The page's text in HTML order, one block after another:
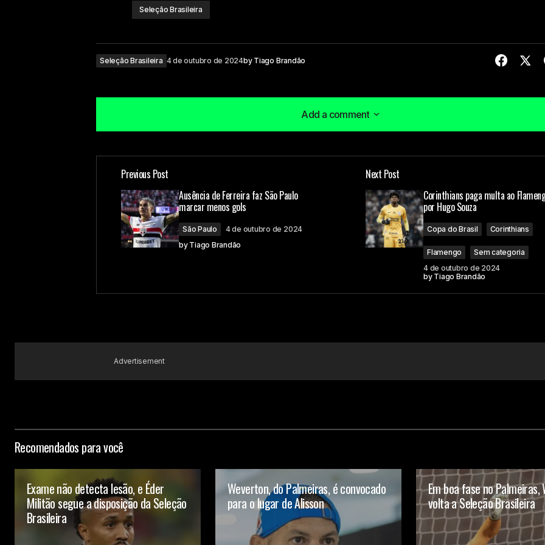
Seleção Brasileira
Seleção Brasileira 4 de outubro de 2024by Tiago Brandão
Add a comment
Add a comment
O seu endereço de e-mail não será publicado. Campos obrigatórios são marcados com
Comment*
Submit Comment
Previous Post
Ausência de Ferreira faz São Paulo
marcar menos gols
São Paulo
4 de outubro de 2024
by Tiago Brandão
Next Post
Corinthians paga multa ao
por Hugo Souza
Copa do Brasil Corinthians
Flamengo
Sem categoria
4 de outubro de 2024
by Tiago Brandão
Advertisement
Recomendados para você
Exame não detecta lesão, e Éder
Militão segue a disposição da Seleção
Brasileira
Weverton, do Palmeiras, é convocado
para o lugar de Alisson
Em boa fase no Palmeiras,
volta a Seleção Brasileira